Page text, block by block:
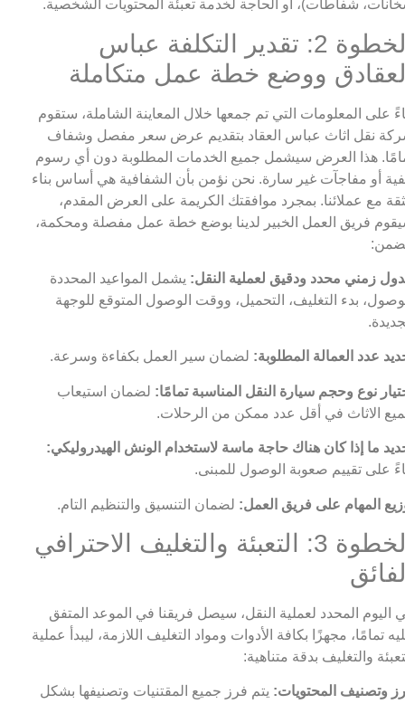
شفاطات)، أو الحاجة لخدمة تعبئة المحتويات الشخصية.
الخطوة 2: تقدير التكلفة عباس
ووضع خطة عمل متكاملة
على المعلومات التي تم جمعها خلال المعاينة الشاملة، ستقوم
نقل اثاث عباس العقاد بتقديم عرض سعر مفصل وشفاف
هذا العرض سيشمل جميع الخدمات المطلوبة دون أي رسوم
أو مفاجآت غير سارة. نحن نؤمن بأن الشفافية هي أساس بناء
مع عملائنا. بمجرد موافقتك الكريمة على العرض المقدم،
فريق العمل الخبير لدينا بوضع خطة عمل مفصلة ومحكمة،
زمني محدد ودقيق لعملية النقل: يشمل المواعيد المحددة
بدء التغليف، التحميل، ووقت الوصول المتوقع للوجهة
عدد العمالة المطلوبة: لضمان سير العمل بكفاءة وسرعة.
نوع وحجم سيارة النقل المناسبة تمامًا: لضمان استيعاب
الاثاث في أقل عدد ممكن من الرحلات.
ما إذا كان هناك حاجة ماسة لاستخدام الونش الهيدروليكي:
على تقييم صعوبة الوصول للمبنى.
المهام على فريق العمل: لضمان التنسيق والتنظيم التام.
الخطوة 3: التعبئة والتغليف الاحترافي
اليوم المحدد لعملية النقل، سيصل فريقنا في الموعد المتفق
تمامًا، مجهزًا بكافة الأدوات ومواد التغليف اللازمة، ليبدأ عملية
والتغليف بدقة متناهية:
وتصنيف المحتويات: يتم فرز جميع المقتنيات وتصنيفها بشكل